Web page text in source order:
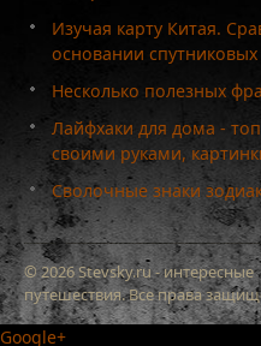
Изучая карту Китая.
основании
Несколько полезных
Лайфхаки для дома -
своими руками,
Сволочные знаки
© 2026 Stevsky.ru - интересные
путешествия. Все права
Google+